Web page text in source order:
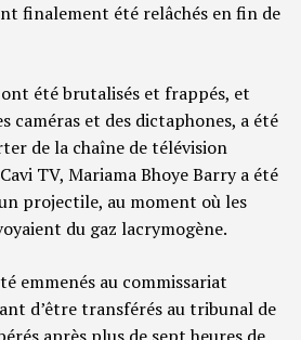
finalement été relâchés en fin de
été brutalisés et frappés, et
caméras et des dictaphones, a été
de la chaîne de télévision
TV, Mariama Bhoye Barry a été
projectile, au moment où les
du gaz lacrymogène.
emmenés au commissariat
d’être transférés au tribunal de